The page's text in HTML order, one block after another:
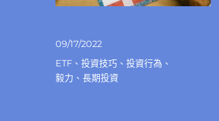
發
日
09/17/2022
分
類
ETF 、投資技巧 、投資行為 、
毅力 、長期投資